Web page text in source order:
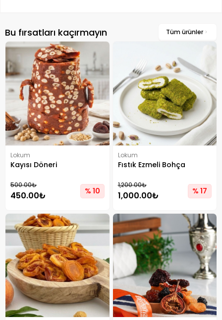
Bu fırsatları kaçırmayın Tüm ürünler
Lokum
Kayısı Döneri
500.00₺
450.00₺ % 10
Lokum
Fıstık Ezmeli Bohça
1,200.00₺
1,000.00₺ % 17